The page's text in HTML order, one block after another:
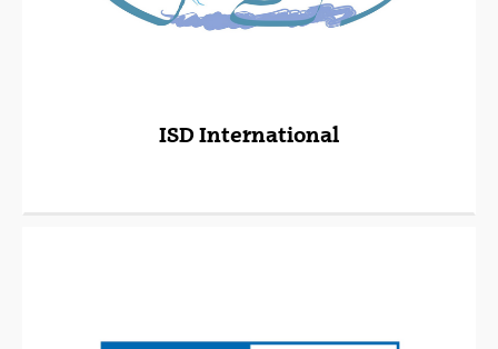
ISD International